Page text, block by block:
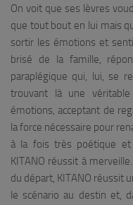
On voit que ses lèvres
que tout bout en lui mais
sortir les émotions et
brisé de la famille,
paraplégique qui, lui, se
trouvant là une véritable
émotions, acceptant de
la force nécessaire pour
à la fois très poétique et
KITANO réussit à
du départ, KITANO réussit
le scénario au destin et,